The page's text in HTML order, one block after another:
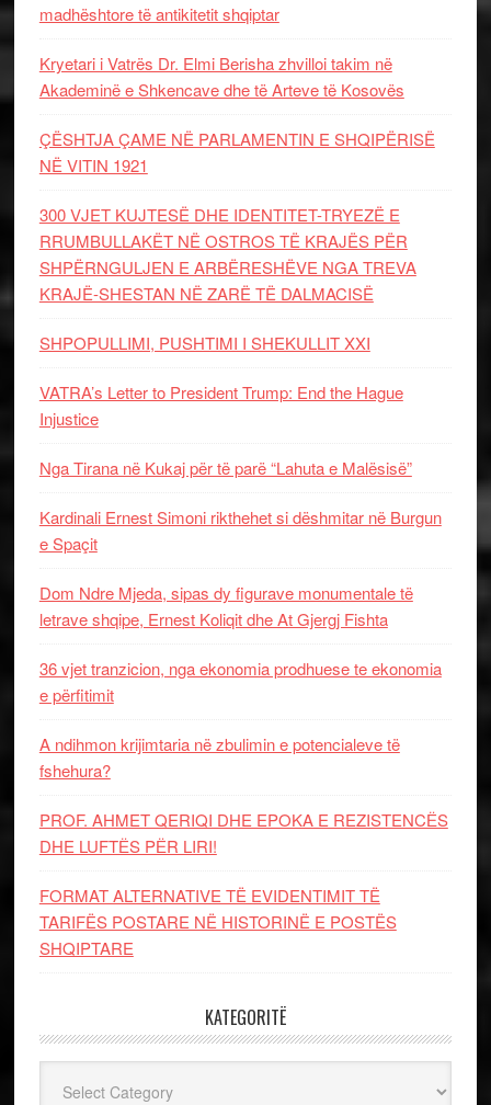
madhështore të antikitetit shqiptar
Kryetari i Vatrës Dr. Elmi Berisha zhvilloi takim në
Akademinë e Shkencave dhe të Arteve të Kosovës
ÇËSHTJA ÇAME NË PARLAMENTIN E SHQIPËRISË
NË VITIN 1921
300 VJET KUJTESË DHE IDENTITET-TRYEZË E
RRUMBULLAKËT NË OSTROS TË KRAJËS PËR
SHPËRNGULJEN E ARBËRESHËVE NGA TREVA
KRAJË-SHESTAN NË ZARË TË DALMACISË
SHPOPULLIMI, PUSHTIMI I SHEKULLIT XXI
VATRA’s Letter to President Trump: End the Hague
Injustice
Nga Tirana në Kukaj për të parë “Lahuta e Malësisë”
Kardinali Ernest Simoni rikthehet si dëshmitar në Burgun
e Spaçit
Dom Ndre Mjeda, sipas dy figurave monumentale të
letrave shqipe, Ernest Koliqit dhe At Gjergj Fishta
36 vjet tranzicion, nga ekonomia prodhuese te ekonomia
e përfitimit
A ndihmon krijimtaria në zbulimin e potencialeve të
fshehura?
PROF. AHMET QERIQI DHE EPOKA E REZISTENCЁS
DHE LUFTЁS PЁR LIRI!
FORMAT ALTERNATIVE TË EVIDENTIMIT TË
TARIFËS POSTARE NË HISTORINË E POSTËS
SHQIPTARE
KATEGORITË